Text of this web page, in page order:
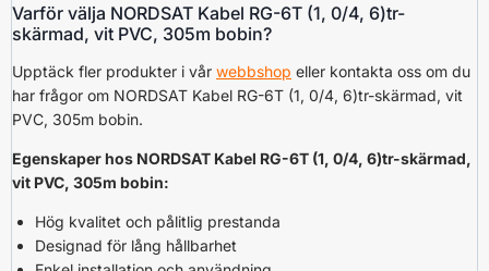
Varför välja NORDSAT Kabel RG-6T (1, 0/4, 6)tr-
skärmad, vit PVC, 305m bobin?
Upptäck fler produkter i vår webbshop eller kontakta oss om du
har frågor om NORDSAT Kabel RG-6T (1, 0/4, 6)tr-skärmad, vit
PVC, 305m bobin.
Egenskaper hos NORDSAT Kabel RG-6T (1, 0/4, 6)tr-skärmad,
vit PVC, 305m bobin:
Hög kvalitet och pålitlig prestanda
Designad för lång hållbarhet